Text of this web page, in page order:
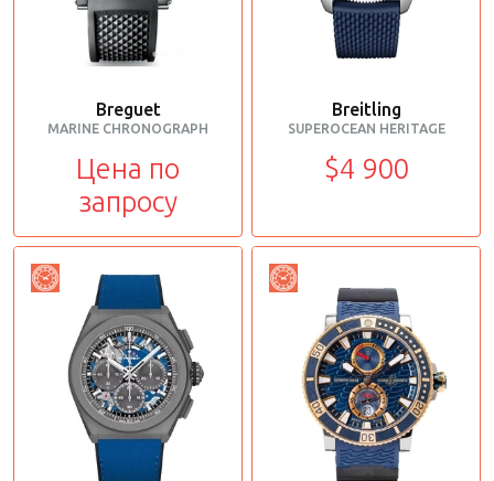
Breguet
MARINE CHRONOGRAPH
Цена по
запросу
Breitling
SUPEROCEAN HERITAGE
$4 900